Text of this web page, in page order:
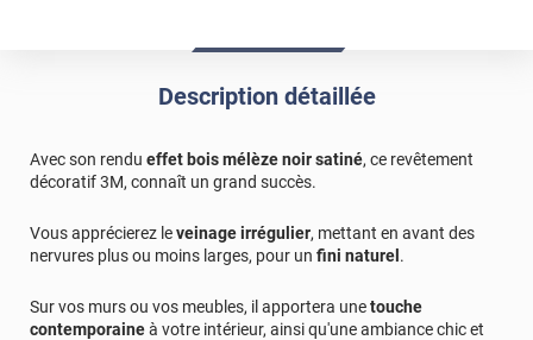
Description détaillée
Avec son rendu effet bois mélèze noir satiné, ce revêtement
décoratif 3M, connaît un grand succès.
Vous apprécierez leveinage irrégulier, mettant en avant des
nervures plus ou moins larges, pour un fini naturel .
Sur vos murs ou vos meubles, il apportera unetouche
contemporaineà votre intérieur, ainsi qu'une ambiance chic et